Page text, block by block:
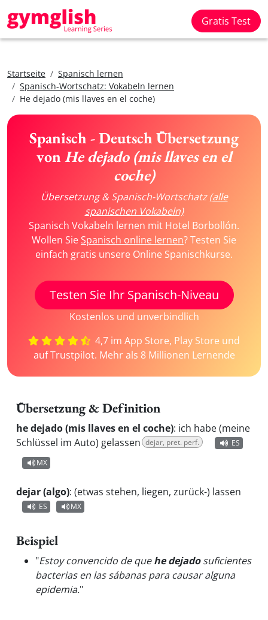
Gratis Test
Startseite
Spanisch lernen
Spanisch-Wortschatz: Vokabeln lernen
He dejado (mis llaves en el coche)
Spanisch - Deutsch Übersetzung
vonHe dejado (mis llaves en el
coche)
Übersetzung & Spanisch-Wortschatz(alle
spanischen Vokabeln)
Spanisch Vokabeln lernen mit Hotel Borbollón.
Wollen SieSpanisch online lernen? Testen Sie
einfach gratis unsere Online Spanischkurse.
Testen Sie Ihr Spanisch-Niveau
Kostenlos und unverbindlich
4,7 im App Store, Play Store und
auf Trustpilot. Mehr als 8 Millionen Lernende
Übersetzung & Definition
he dejado (mis llaves en el coche): ich habe (meine
Schlüssel im Auto) gelassen dejar, pret. perf.
ES
MX
dejar (algo): (etwas stehen, liegen, zurück-) lassen
ES MX
Beispiel
"Estoy convencido de quehe dejadosuficientes
bacterias en las sábanas para causar alguna
epidemia."